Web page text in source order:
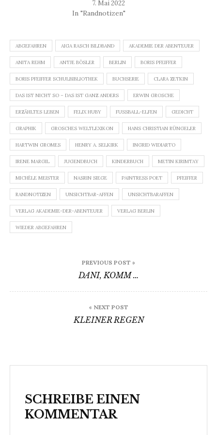
7. Mai 2022
In "Randnotizen"
ABGEFAHREN AIGA RASCH BILDBAND AKADEMIE DER ABENTEUER
ANITA REHM ANTJE BÖSLER BERLIN BORIS PFEIFFER
BORIS PFEIFFER SCHULBIBLIOTHEK BUCHSERIE CLARA ZETKIN
DAS IST NICHT SO – DAS IST GANZ ANDERS ERWIN GROSCHE
ERZÄHLTES LEBEN FELIX HUBY FUSSBALL-ELFEN GEDICHT
GRAPHIK GROSCHES WELTLEXIKON HANS CHRISTIAN RÜNGELER
HARTWIN GROMES HENRY A. SELKIRK INGRID WIDIARTO
IRENE MARGIL JUGENDBUCH KINDERBUCH METIN KIRIMTAY
MICHÈLE MEISTER NASRIN SIEGE PAINTRESS POET PFEIFFER
RANDNOTIZEN UNSICHTBAR-AFFEN UNSICHTBARAFFEN
VERLAG AKADEMIE-DER-ABENTEUER VERLAG BERLIN
WIEDER ABGEFAHREN
PREVIOUS POST »
DANI, KOMM …
« NEXT POST
KLEINER REGEN
SCHREIBE EINEN
KOMMENTAR